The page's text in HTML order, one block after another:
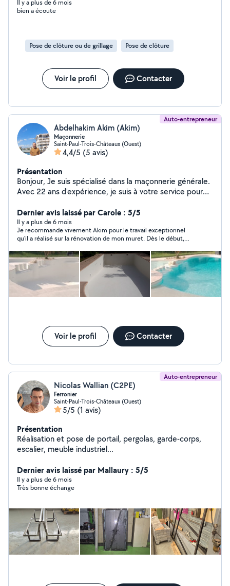
Il y a plus de 6 mois
bien a écoute
Pose de clôture ou de grillage Pose de clôture
Voir le profil Contacter
Auto-entrepreneur
Abdelhakim Akim (Akim)
Maçonnerie
Saint-Paul-Trois-Châteaux (Ouest)
4,4/5 (5 avis)
Présentation
Bonjour, Je suis spécialisé dans la maçonnerie générale.
Avec 22 ans d'expérience, je suis à votre service pour
Dernier avis laissé par Carole : 5/5
Il y a plus de 6 mois
Je recommande vivement Akim pour le travail exceptionnel
qu'il a réalisé sur la rénovation de mon muret. Dès le début,
Il a su écouter mes besoins et a proposé des solutions
créatives et esthétiques qui ont vraiment transformé
l'apparence de mon jardin. Son sens de l'esthétique est
remarquable : chaque détail a été soigneusement pensé et
exécuté avec une grande précision. Le résultat final dépasse
mes attentes, avec un muret non seulement solide et durable,
à cœur de livrer un travail de haute qualité, en respectant les
délais et en restant attentif à chaque étape du processus. En
résumé, je suis extrêmement satisfaite de la rénovation de
Voir le profil Contacter
Auto-entrepreneur
Nicolas Wallian (C2PE)
Ferronier
Saint-Paul-Trois-Châteaux (Ouest)
5/5 (1 avis)
Présentation
Réalisation et pose de portail, pergolas, garde-corps,
escalier, meuble industriel...
Dernier avis laissé par Mallaury : 5/5
Il y a plus de 6 mois
Très bonne échange